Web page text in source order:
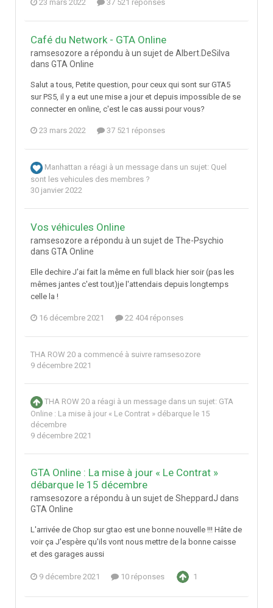
23 mars 2022 37 521 réponses
Café du Network - GTA Online
ramsesozore a répondu à un sujet de Albert.DeSilva
dans GTA Online
Salut a tous, Petite question, pour ceux qui sont sur GTA5
sur PS5, il y a eut une mise a jour et depuis impossible de se
connecter en online, c'est le cas aussi pour vous?
23 mars 2022 37 521 réponses
Manhattan a réagi à un message dans un sujet: Quel
sont les vehicules des membres ?
30 janvier 2022
Vos véhicules Online
ramsesozore a répondu à un sujet de The-Psychio
dans GTA Online
Elle dechire J'ai fait la même en full black hier soir (pas les
mêmes jantes c'est tout)je l'attendais depuis longtemps
celle la !
16 décembre 2021 22 404 réponses
THA ROW 20 a commencé à suivre ramsesozore
9 décembre 2021
THA ROW 20 a réagi à un message dans un sujet: GTA
Online : La mise à jour « Le Contrat » débarque le 15
décembre
9 décembre 2021
GTA Online : La mise à jour « Le Contrat »
débarque le 15 décembre
ramsesozore a répondu à un sujet de SheppardJ dans
GTA Online
L'arrivée de Chop sur gtao est une bonne nouvelle !!! Hâte de
voir ça J'espère qu'ils vont nous mettre de la bonne caisse
et des garages aussi
9 décembre 2021 10 réponses 1